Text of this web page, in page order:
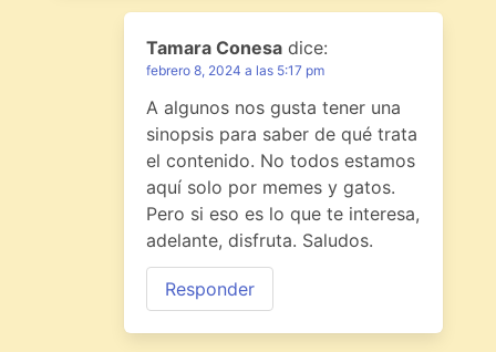
Tamara Conesa dice:
febrero 8, 2024 a las 5:17 pm
A algunos nos gusta tener una
sinopsis para saber de qué trata
el contenido. No todos estamos
aquí solo por memes y gatos.
Pero si eso es lo que te interesa,
adelante, disfruta. Saludos.
Responder